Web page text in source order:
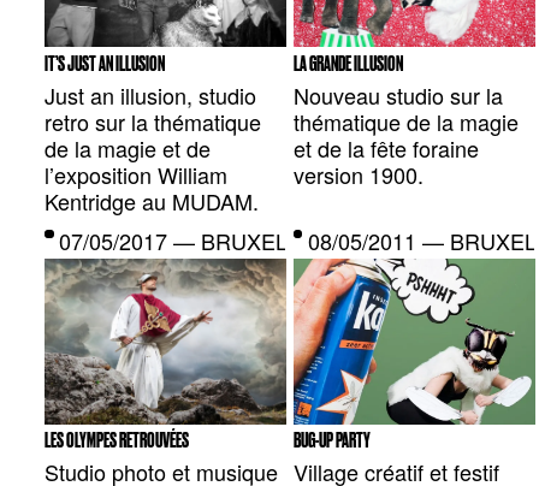
IT’S JUST AN ILLUSION
Just an illusion, studio
retro sur la thématique
de la magie et de
l’exposition William
Kentridge au MUDAM.
LA GRANDE ILLUSION
Nouveau studio sur la
thématique de la magie
et de la fête foraine
version 1900.
07/05/2017 — BRUXELLES, BE
LES OLYMPES RETROUVÉES
Studio photo et musique
08/05/2011 —
BUG-UP PARTY
Village créatif et festif